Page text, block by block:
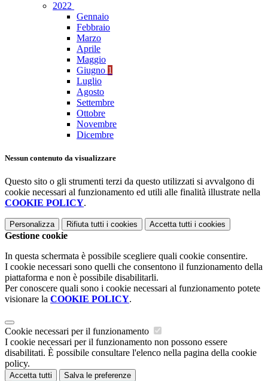
2022
Gennaio
Febbraio
Marzo
Aprile
Maggio
Giugno 1
Luglio
Agosto
Settembre
Ottobre
Novembre
Dicembre
Nessun contenuto da visualizzare
Questo sito o gli strumenti terzi da questo utilizzati si avvalgono di
cookie necessari al funzionamento ed utili alle finalità illustrate nella
COOKIE POLICY.
Personalizza Rifiuta tutti i cookies Accetta tutti i cookies
Gestione cookie
In questa schermata è possibile scegliere quali cookie consentire.
I cookie necessari sono quelli che consentono il funzionamento della
piattaforma e non è possibile disabilitarli.
Per conoscere quali sono i cookie necessari al funzionamento potete
visionare la COOKIE POLICY.
Cookie necessari per il funzionamento
I cookie necessari per il funzionamento non possono essere
disabilitati. È possibile consultare l'elenco nella pagina della cookie
policy.
Accetta tutti Salva le preferenze